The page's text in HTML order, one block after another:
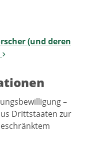
(und deren
–
Drittstaaten zur